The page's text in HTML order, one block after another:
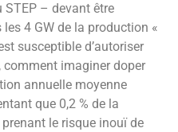
– devant être
4 GW de la production «
susceptible d’autoriser
comment imaginer doper
annuelle moyenne
que 0,2 % de la
le risque inouï de